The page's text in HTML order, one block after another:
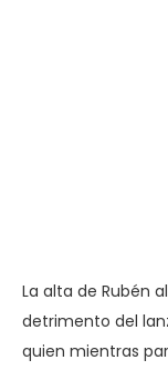
La alta de Rubén
detrimento del
quien mientras